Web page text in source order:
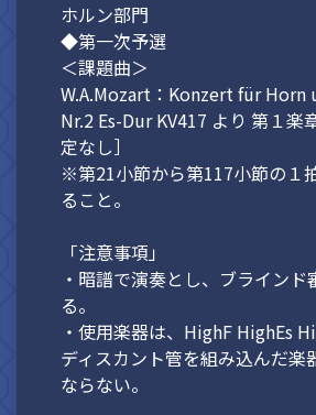
ホルン部門
◆第一次予選
＜課題曲＞
W.A.Mozart：Konzert für Horn
Nr.2 Es-Dur KV417 より 第１楽
定なし］
※第21小節から第117小節の１
ること。
「注意事項」
・暗譜で演奏とし、ブラインド
る。
・使用楽器は、HighF HighEs
ディスカント管を組み込んだ楽
ならない。